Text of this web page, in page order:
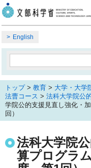
English
トップ> 教育 > 大学・大学
法曹コース > 法科大学院公
学院公的支援見直し強化・
回）
法科大学院
算プログラ